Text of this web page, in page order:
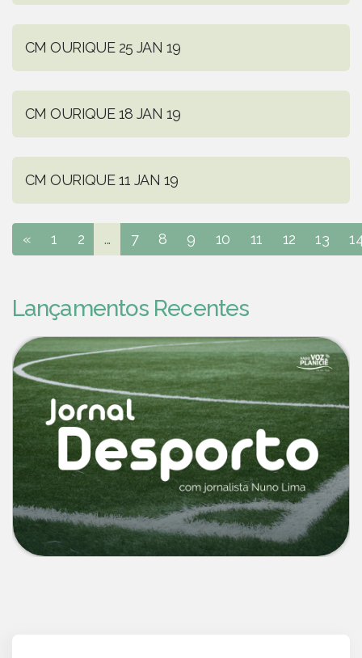
CM OURIQUE 25 JAN 19
CM OURIQUE 18 JAN 19
CM OURIQUE 11 JAN 19
« 1 2 ... 7 8 9 10 11 12 13
Lançamentos Recentes